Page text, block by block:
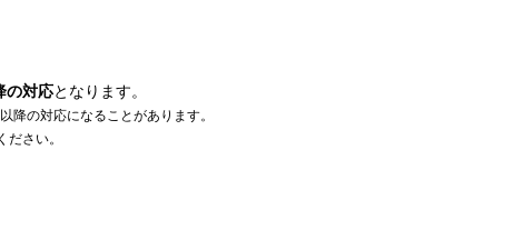
対応となります。
降の対応になることがあります。
さい。